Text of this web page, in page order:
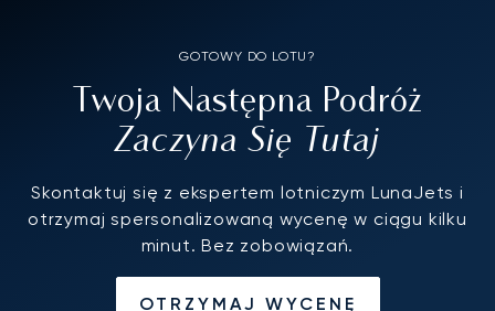
GOTOWY DO LOTU?
Twoja Następna Podróż
Zaczyna Się Tutaj
Skontaktuj się z ekspertem lotniczym LunaJets i
otrzymaj spersonalizowaną wycenę w ciągu kilku
minut. Bez zobowiązań.
OTRZYMAJ WYCENĘ